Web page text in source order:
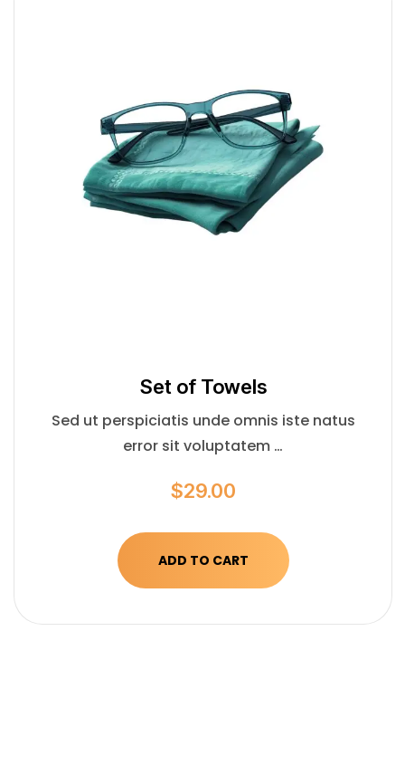
Set of Towels
Sed ut perspiciatis unde omnis iste natus
error sit voluptatem …
$29.00
ADD TO CART